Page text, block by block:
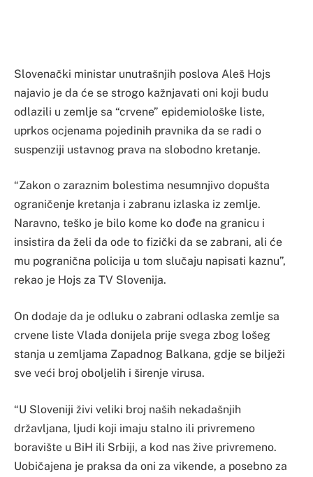
Slovenački ministar unutrašnjih poslova Aleš Hojs
najavio je da će se strogo kažnjavati oni koji budu
odlazili u zemlje sa “crvene” epidemiološke liste,
uprkos ocjenama pojedinih pravnika da se radi o
suspenziji ustavnog prava na slobodno kretanje.
“Zakon o zaraznim bolestima nesumnjivo dopušta
ograničenje kretanja i zabranu izlaska iz zemlje.
Naravno, teško je bilo kome ko dođe na granicu i
insistira da želi da ode to fizički da se zabrani, ali će
mu pogranična policija u tom slučaju napisati kaznu”,
rekao je Hojs za TV Slovenija.
On dodaje da je odluku o zabrani odlaska zemlje sa
crvene liste Vlada donijela prije svega zbog lošeg
stanja u zemljama Zapadnog Balkana, gdje se bilježi
sve veći broj oboljelih i širenje virusa.
“U Sloveniji živi veliki broj naših nekadašnjih
državljana, ljudi koji imaju stalno ili privremeno
boravište u BiH ili Srbiji, a kod nas žive privremeno.
Uobičajena je praksa da oni za vikende, a posebno za